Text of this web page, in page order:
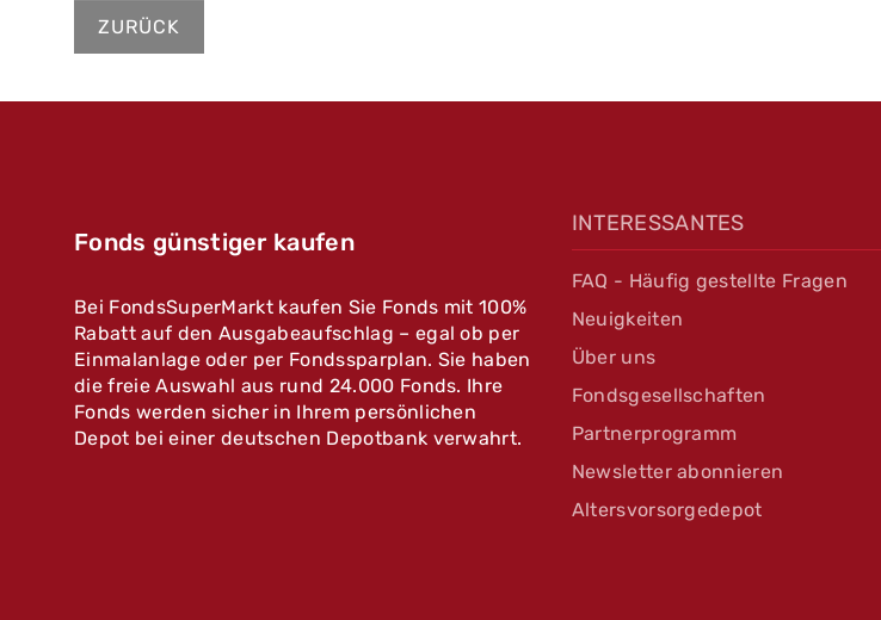
ZURÜCK
Fonds günstiger kaufen
Bei FondsSuperMarkt kaufen Sie Fonds mit 100%
Rabatt auf den Ausgabeaufschlag – egal ob per
Einmalanlage oder per Fondssparplan. Sie haben
die freie Auswahl aus rund 24.000 Fonds. Ihre
Fonds werden sicher in Ihrem persönlichen
Depot bei einer deutschen Depotbank verwahrt.
INTERESSANTES
FAQ - Häufig gestellte Fragen
Neuigkeiten
Über uns
Fondsgesellschaften
Partnerprogramm
Newsletter abonnieren
Altersvorsorgedepot